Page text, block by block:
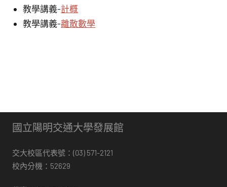
教學講義-計概
教學講義-離散數學
國立陽明交通大學發展館
交大校區代表號：(03) 571-2121
校內分機：52629